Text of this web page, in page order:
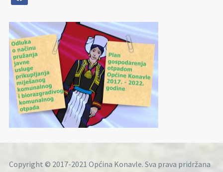
Copyright © 2017-2021 Općina Konavle. Sva prava pridržana